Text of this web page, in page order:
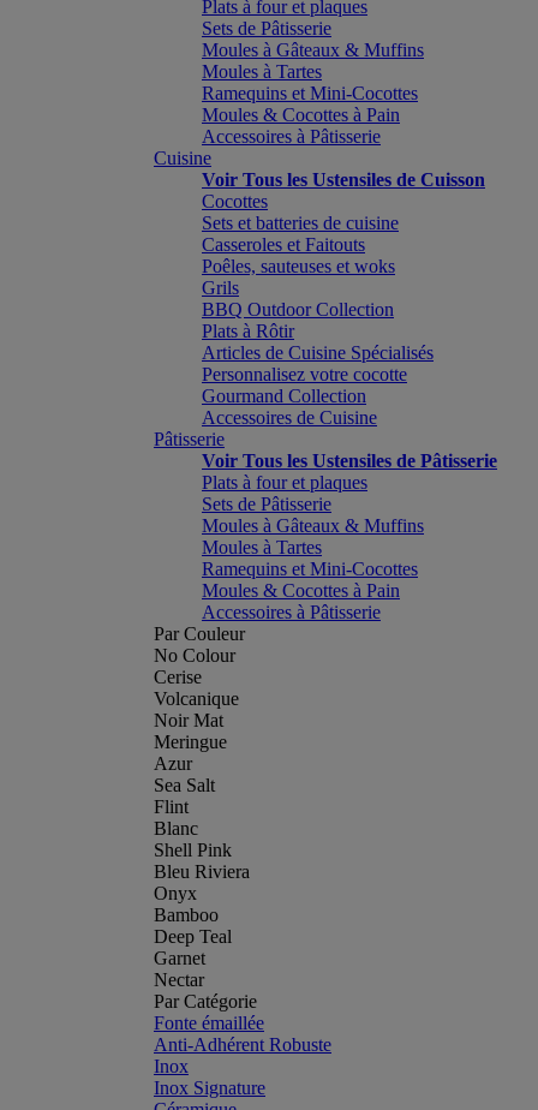
Plats à four et plaques
Sets de Pâtisserie
Moules à Gâteaux & Muffins
Moules à Tartes
Ramequins et Mini-Cocottes
Moules & Cocottes à Pain
Accessoires à Pâtisserie
Cuisine
Voir Tous les Ustensiles de Cuisson
Cocottes
Sets et batteries de cuisine
Casseroles et Faitouts
Poêles, sauteuses et woks
Grils
BBQ Outdoor Collection
Plats à Rôtir
Articles de Cuisine Spécialisés
Personnalisez votre cocotte
Gourmand Collection
Accessoires de Cuisine
Pâtisserie
Voir Tous les Ustensiles de Pâtisserie
Plats à four et plaques
Sets de Pâtisserie
Moules à Gâteaux & Muffins
Moules à Tartes
Ramequins et Mini-Cocottes
Moules & Cocottes à Pain
Accessoires à Pâtisserie
Par Couleur
No Colour
Cerise
Volcanique
Noir Mat
Meringue
Azur
Sea Salt
Flint
Blanc
Shell Pink
Bleu Riviera
Onyx
Bamboo
Deep Teal
Garnet
Nectar
Par Catégorie
Fonte émaillée
Anti-Adhérent Robuste
Inox
Inox Signature